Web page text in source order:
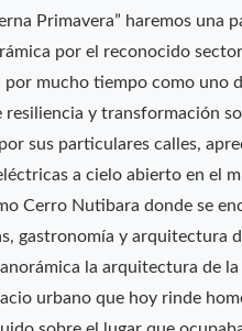
Primavera” haremos una
por el reconocido
mucho tiempo como uno
y transformación
sus particulares calles,
a cielo abierto en el
Cerro Nutibara donde se
gastronomía y arquitectura
la arquitectura de
urbano que hoy rinde